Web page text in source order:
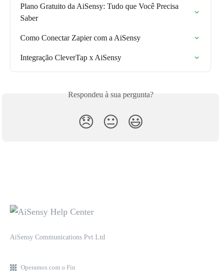
Plano Gratuito da AiSensy: Tudo que Você Precisa
Saber
Como Conectar Zapier com a AiSensy
Integração CleverTap x AiSensy
Respondeu à sua pergunta?
😞 😐 😃
AiSensy Communications Pvt Ltd
Operamos com o Fin